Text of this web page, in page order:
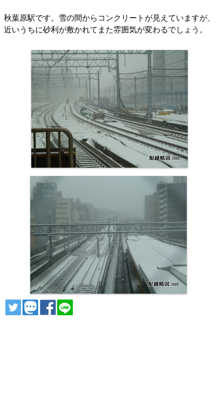
秋葉原駅です。雪の間からコンクリートが見えていますが、
近いうちに砂利が敷かれてまた雰囲気が変わるでしょう。
ツイートトゥート
シェア